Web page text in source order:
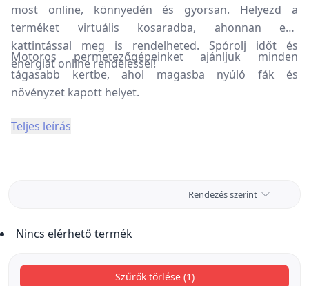
most online, könnyedén és gyorsan. Helyezd a
terméket virtuális kosaradba, ahonnan egy
kattintással meg is rendelheted. Spórolj időt és
energiát online rendeléssel!
Motoros permetezőgépeinket ajánljuk minden
tágasabb kertbe, ahol magasba nyúló fák és
növényzet kapott helyet.
Teljes leírás
Szűrők törlése (1)
Rendezés szerint
Nincs elérhető termék